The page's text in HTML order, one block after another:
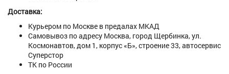
Доставка:
Курьером по Москве в предалах МКАД
Самовывоз по адресу Москва, город Щербинка, ул.
Космонавтов, дом 1, корпус «Б», строение 33, автосервис
Суперстор
ТК по России